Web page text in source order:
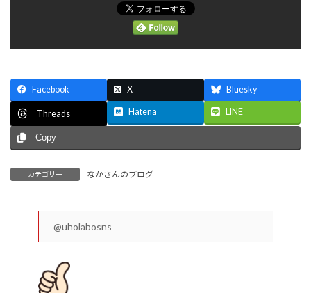
Facebook X Bluesky
Threads Hatena LINE
Copy
カテゴリー なかさんのブログ
@uholabosns